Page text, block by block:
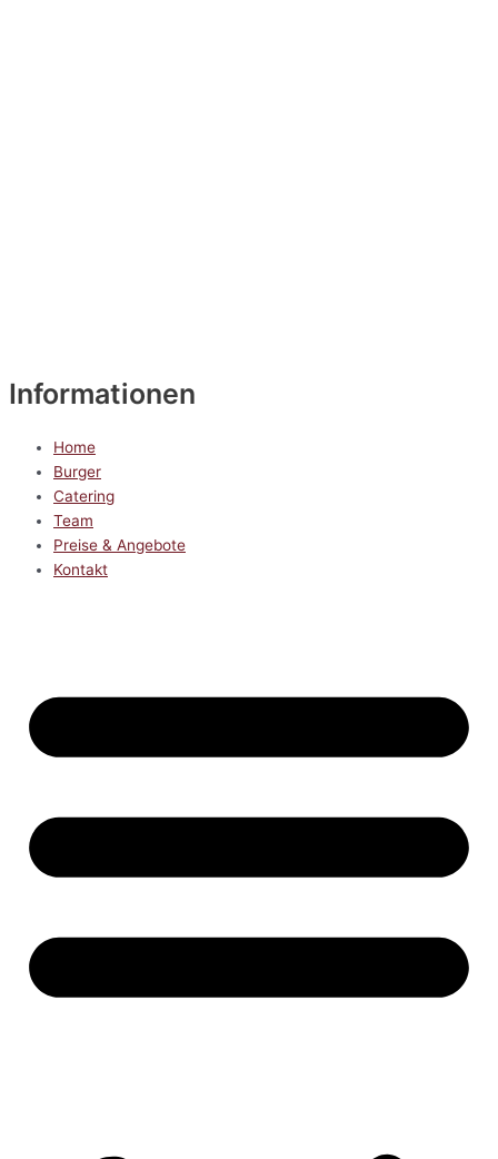
Informationen
Home
Burger
Catering
Team
Preise & Angebote
Kontakt